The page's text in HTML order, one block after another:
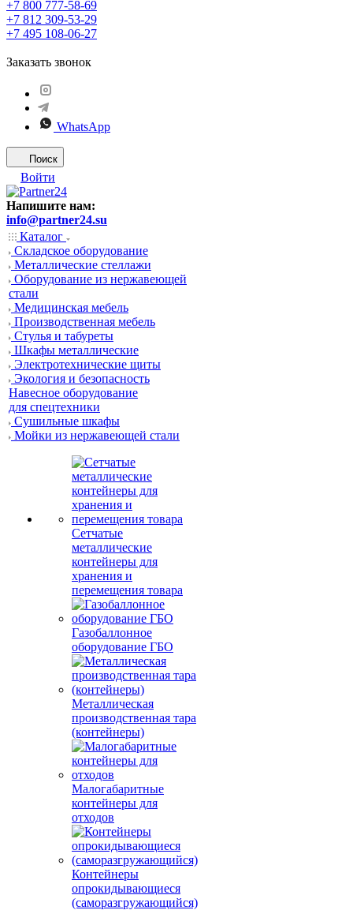
+7 800 777-58-69
+7 812 309-53-29
+7 495 108-06-27
Заказать звонок
WhatsApp
Поиск
Войти
Напишите нам:
info@partner24.su
Каталог
Складское оборудование
Металлические стеллажи
Оборудование из нержавеющей
стали
Медицинская мебель
Производственная мебель
Стулья и табуреты
Шкафы металлические
Электротехнические щиты
Экология и безопасность
Навесное оборудование
для спецтехники
Сушильные шкафы
Мойки из нержавеющей стали
Сетчатые
металлические
контейнеры для
хранения и
перемещения товара
Газобаллонное
оборудование ГБО
Металлическая
производственная тара
(контейнеры)
Малогабаритные
контейнеры для
отходов
Контейнеры
опрокидывающиеся
(саморазгружающийся)